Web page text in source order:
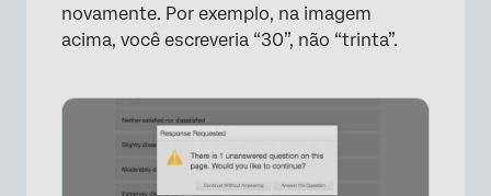
novamente. Por exemplo, na imagem
acima, você escreveria “30”, não “trinta”.